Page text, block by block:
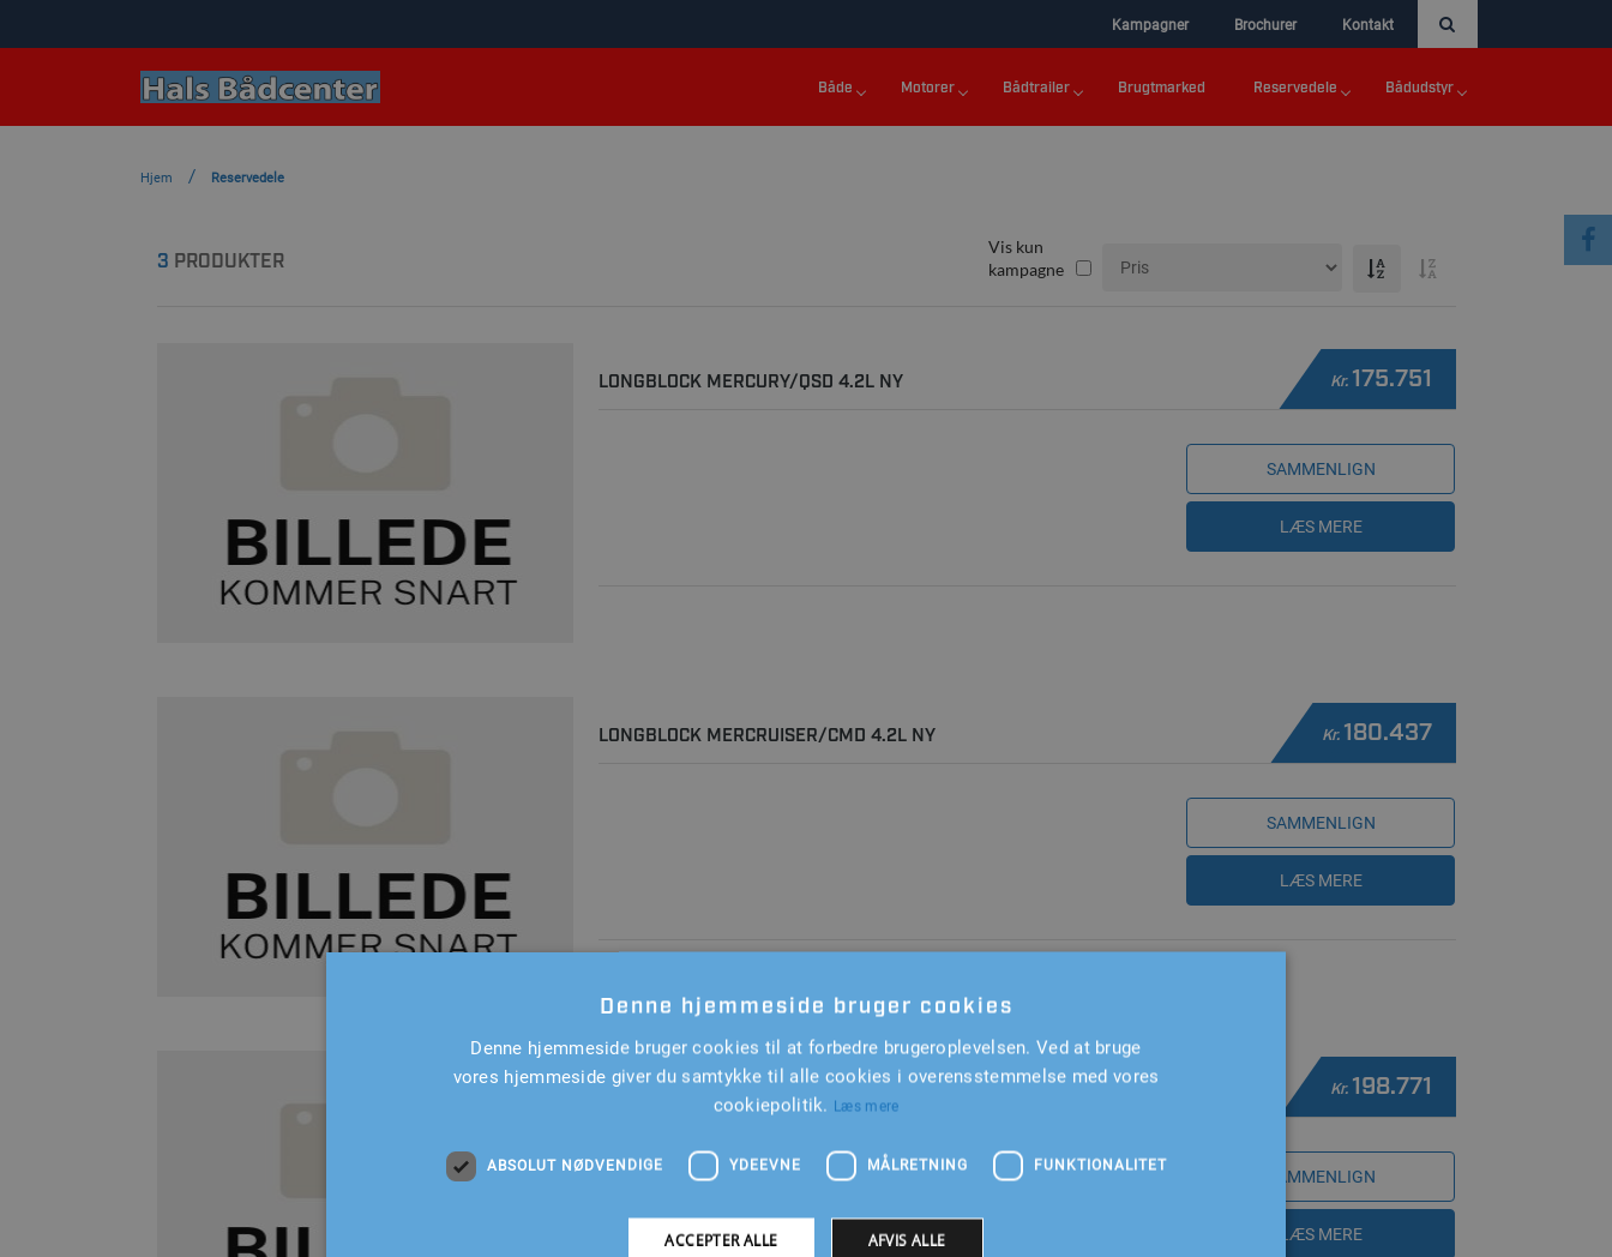
Kampagner Brochurer Kontakt
Både Motorer Bådtrailer Brugtmarked Reservedele Bådudstyr
Hjem Reservedele
3 PRODUKTER
Vis kun
kampagne
LONGBLOCK MERCURY/QSD 4.2L NY Kr. 175.751
SAMMENLIGN
LÆS MERE
LONGBLOCK MERCRUISER/CMD 4.2L NY Kr. 180.437
SAMMENLIGN
LÆS MERE
LONGBLOCK MERCRUISER/CMD 4.2L NY Kr. 198.771
SAMMENLIGN
LÆS MERE
Denne hjemmeside bruger cookies
Denne hjemmeside bruger cookies til at forbedre brugeroplevelsen. Ved at bruge
vores hjemmeside giver du samtykke til alle cookies i overensstemmelse med vores
cookiepolitik. Læs mere
ABSOLUT NØDVENDIGE YDEEVNE MÅLRETNING FUNKTIONALITET
ACCEPTER ALLE AFVIS ALLE